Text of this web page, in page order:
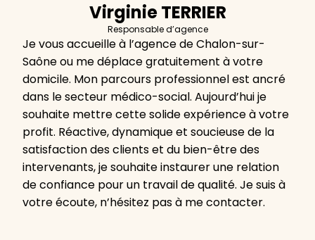
Virginie TERRIER
Responsable d’agence
Je vous accueille à l’agence de Chalon-sur-
Saône ou me déplace gratuitement à votre
domicile. Mon parcours professionnel est ancré
dans le secteur médico-social. Aujourd’hui je
souhaite mettre cette solide expérience à votre
profit. Réactive, dynamique et soucieuse de la
satisfaction des clients et du bien-être des
intervenants, je souhaite instaurer une relation
de confiance pour un travail de qualité. Je suis à
votre écoute, n’hésitez pas à me contacter.